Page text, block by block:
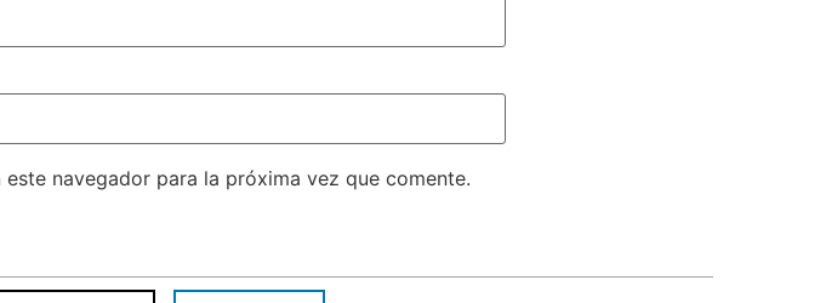
navegador para la próxima vez que comente.